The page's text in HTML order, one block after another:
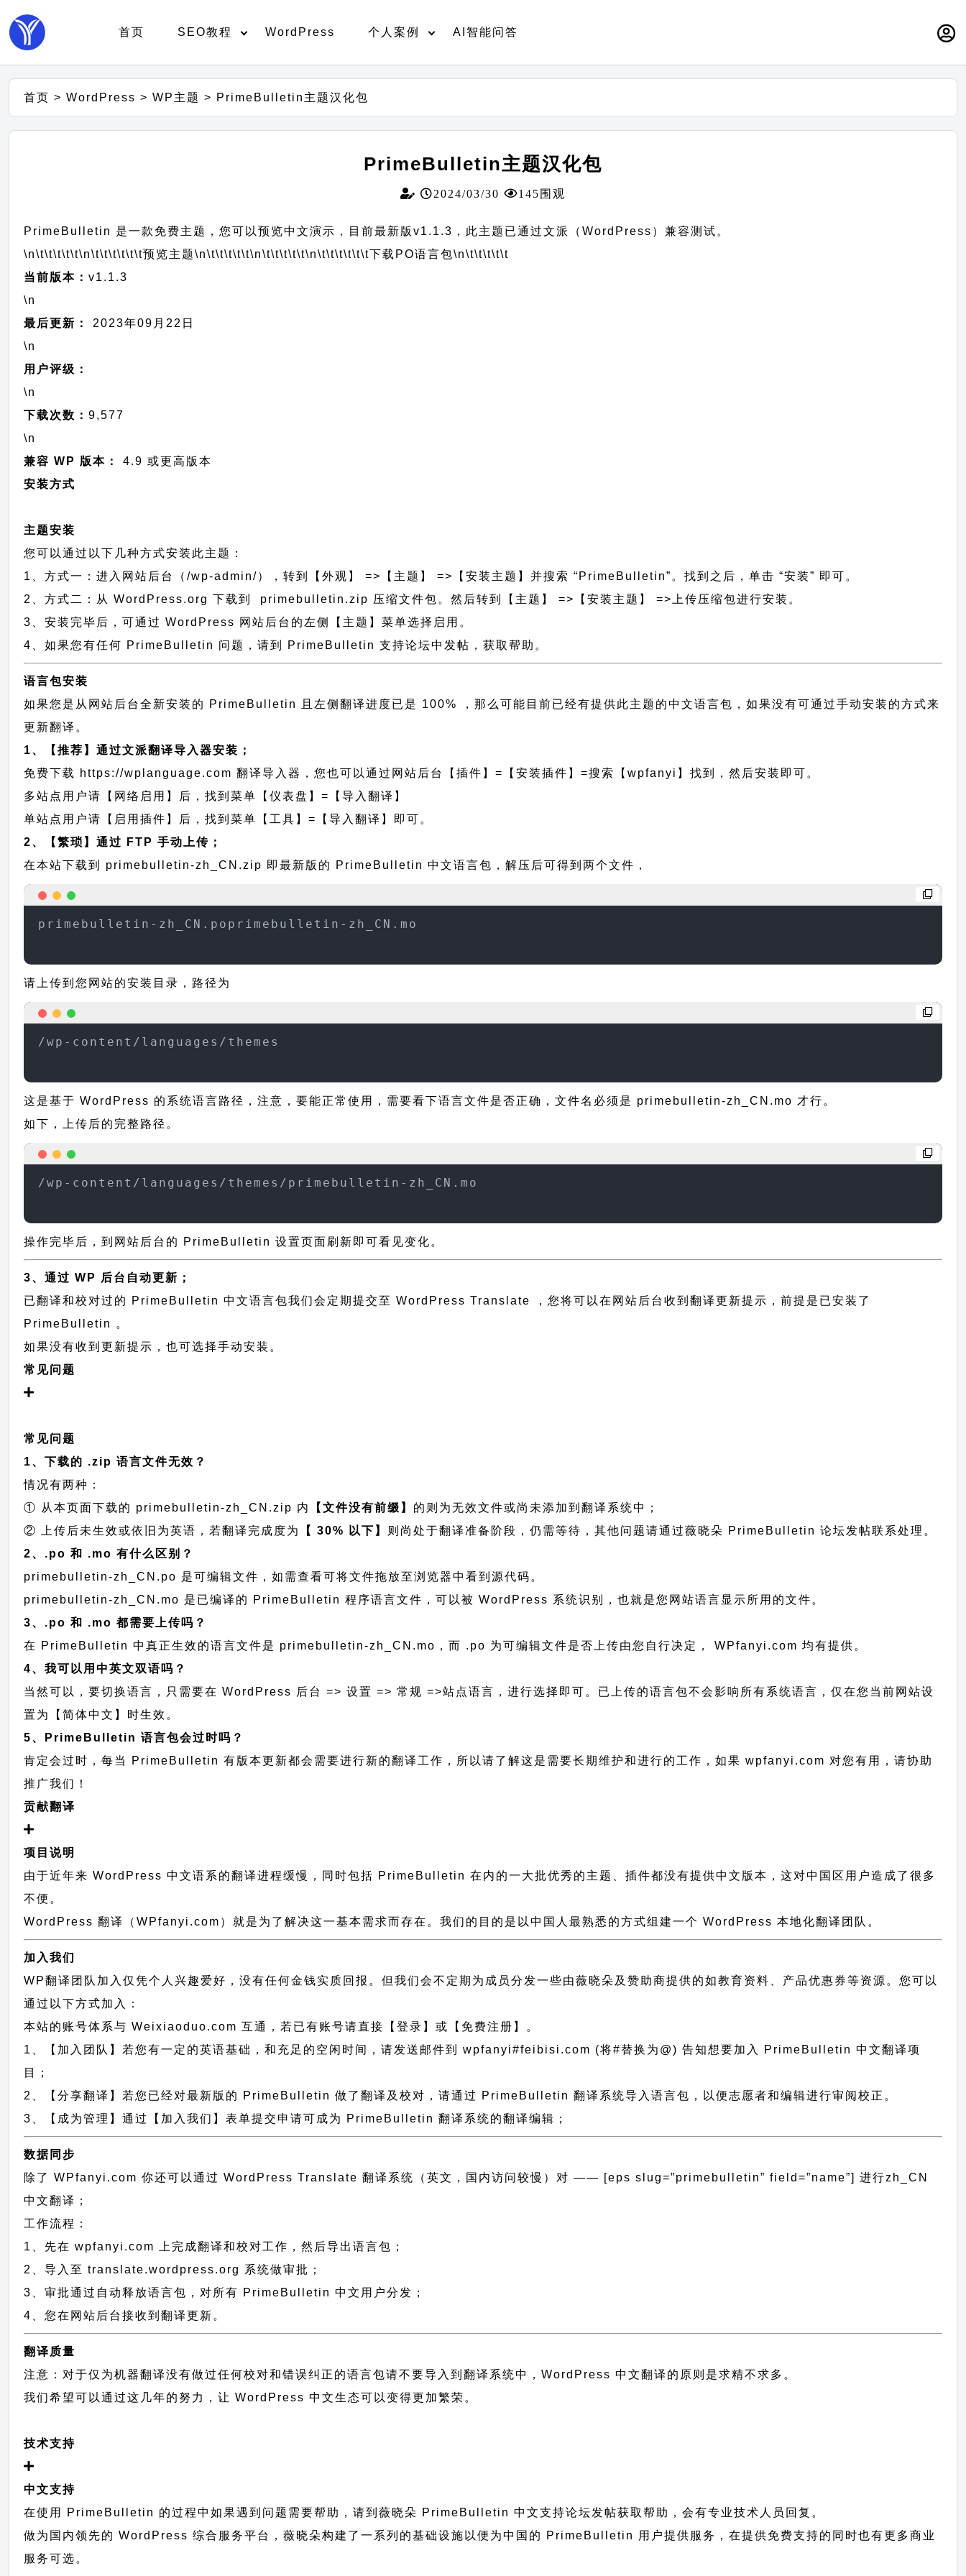
首页 SEO教程 WordPress 个人案例 AI智能问答
首页 >WordPress >WP主题 > PrimeBulletin主题汉化包
PrimeBulletin主题汉化包
2024/03/30 145围观
PrimeBulletin 是一款免费主题，您可以预览中文演示，目前最新版v1.1.3，此主题已通过文派（WordPress）兼容测试。
\n\t\t\t\t\t\n\t\t\t\t\t\t预览主题\n\t\t\t\t\t\n\t\t\t\t\t\n\t\t\t\t\t\t下载PO语言包\n\t\t\t\t\t
当前版本：v1.1.3
\n
最后更新：
2023年09月22日
\n
用户评级：
\n
下载次数：9,577
\n
兼容 WP 版本：
4.9 或更高版本
安装方式
主题安装
您可以通过以下几种方式安装此主题：
1、方式一：进入网站后台（/wp-admin/），转到【外观】 =>【主题】 =>【安装主题】并搜索 “PrimeBulletin”。找到之后，单击 “安装” 即可。
2、方式二：从 WordPress.org 下载到 primebulletin.zip 压缩文件包。然后转到【主题】 =>【安装主题】 =>上传压缩包进行安装。
3、安装完毕后，可通过 WordPress 网站后台的左侧【主题】菜单选择启用。
4、如果您有任何 PrimeBulletin 问题，请到 PrimeBulletin 支持论坛中发帖，获取帮助。
语言包安装
如果您是从网站后台全新安装的 PrimeBulletin 且左侧翻译进度已是 100% ，那么可能目前已经有提供此主题的中文语言包，如果没有可通过手动安装的方式来
更新翻译。
1、【推荐】通过文派翻译导入器安装；
免费下载 https://wplanguage.com 翻译导入器，您也可以通过网站后台【插件】=【安装插件】=搜索【wpfanyi】找到，然后安装即可。
多站点用户请【网络启用】后，找到菜单【仪表盘】=【导入翻译】
单站点用户请【启用插件】后，找到菜单【工具】=【导入翻译】即可。
2、【繁琐】通过 FTP 手动上传；
在本站下载到 primebulletin-zh_CN.zip 即最新版的 PrimeBulletin 中文语言包，解压后可得到两个文件，
primebulletin-zh_CN.poprimebulletin-zh_CN.mo
请上传到您网站的安装目录，路径为
/wp-content/languages/themes
这是基于 WordPress 的系统语言路径，注意，要能正常使用，需要看下语言文件是否正确，文件名必须是 primebulletin-zh_CN.mo 才行。
如下，上传后的完整路径。
/wp-content/languages/themes/primebulletin-zh_CN.mo
操作完毕后，到网站后台的 PrimeBulletin 设置页面刷新即可看见变化。
3、通过 WP 后台自动更新；
已翻译和校对过的 PrimeBulletin 中文语言包我们会定期提交至 WordPress Translate ，您将可以在网站后台收到翻译更新提示，前提是已安装了
PrimeBulletin 。
如果没有收到更新提示，也可选择手动安装。
常见问题
常见问题
1、下载的 .zip 语言文件无效？
情况有两种：
① 从本页面下载的 primebulletin-zh_CN.zip 内
【文件没有前缀】 的则为无效文件或尚未添加到翻译系统中；
② 上传后未生效或依旧为英语，若翻译完成度为
【 30% 以下】 则尚处于翻译准备阶段，仍需等待，其他问题请通过薇晓朵 PrimeBulletin 论坛发帖联系处理。
2、.po 和 .mo 有什么区别？
primebulletin-zh_CN.po 是可编辑文件，如需查看可将文件拖放至浏览器中看到源代码。
primebulletin-zh_CN.mo 是已编译的 PrimeBulletin 程序语言文件，可以被 WordPress 系统识别，也就是您网站语言显示所用的文件。
3、.po 和 .mo 都需要上传吗？
在 PrimeBulletin 中真正生效的语言文件是 primebulletin-zh_CN.mo，而 .po 为可编辑文件是否上传由您自行决定， WPfanyi.com 均有提供。
4、我可以用中英文双语吗？
当然可以，要切换语言，只需要在 WordPress 后台 => 设置 => 常规 =>站点语言，进行选择即可。已上传的语言包不会影响所有系统语言，仅在您当前网站设
置为【简体中文】时生效。
5、PrimeBulletin 语言包会过时吗？
肯定会过时，每当 PrimeBulletin 有版本更新都会需要进行新的翻译工作，所以请了解这是需要长期维护和进行的工作，如果 wpfanyi.com 对您有用，请协助
推广我们！
贡献翻译
项目说明
由于近年来 WordPress 中文语系的翻译进程缓慢，同时包括 PrimeBulletin 在内的一大批优秀的主题、插件都没有提供中文版本，这对中国区用户造成了很多
不便。
WordPress 翻译（WPfanyi.com） 就是为了解决这一基本需求而存在。我们的目的是以中国人最熟悉的方式组建一个 WordPress 本地化翻译团队。
加入我们
WP翻译团队加入仅凭个人兴趣爱好，没有任何金钱实质回报。但我们会不定期为成员分发一些由薇晓朵及赞助商提供的如教育资料、产品优惠券等资源。您可以
通过以下方式加入：
本站的账号体系与Weixiaoduo.com 互通，若已有账号请直接【登录】或【免费注册】。
1、【加入团队】若您有一定的英语基础，和充足的空闲时间，请发送邮件到 wpfanyi#feibisi.com (将#替换为@) 告知想要加入 PrimeBulletin 中文翻译项
目；
2、【分享翻译】若您已经对最新版的 PrimeBulletin 做了翻译及校对，请通过 PrimeBulletin 翻译系统导入语言包，以便志愿者和编辑进行审阅校正。
3、【成为管理】通过【加入我们】表单提交申请可成为 PrimeBulletin 翻译系统的翻译编辑；
数据同步
除了 WPfanyi.com 你还可以通过WordPress Translate 翻译系统（英文，国内访问较慢）对 —— [eps slug=”primebulletin” field=”name”]进行zh_CN
中文翻译；
工作流程：
1、先在 wpfanyi.com 上完成翻译和校对工作，然后导出语言包；
2、导入至 translate.wordpress.org 系统做审批；
3、审批通过自动释放语言包，对所有 PrimeBulletin 中文用户分发；
4、您在网站后台接收到翻译更新。
翻译质量
注意：对于仅为机器翻译没有做过任何校对和错误纠正的语言包请不要导入到翻译系统中，WordPress 中文翻译的原则 是求精不求多。
我们希望可以通过这几年的努力，让 WordPress 中文生态可以变得更加繁荣。
技术支持
中文支持
在使用 PrimeBulletin 的过程中如果遇到问题需要帮助，请到薇晓朵 PrimeBulletin 中文支持论坛发帖获取帮助，会有专业技术人员回复。
做为国内领先的 WordPress 综合服务平台，薇晓朵构建了一系列的基础设施以便为中国的 PrimeBulletin 用户提供服务，在提供免费支持的同时也有更多商业
服务可选。